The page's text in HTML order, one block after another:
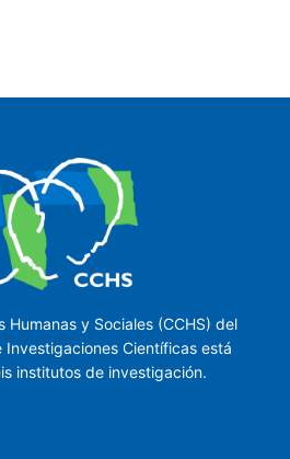
Humanas y Sociales (CCHS) del
Investigaciones Científicas está
institutos de investigación.